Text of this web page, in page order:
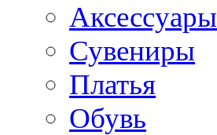
Аксессуары
Сувениры
Платья
Обувь